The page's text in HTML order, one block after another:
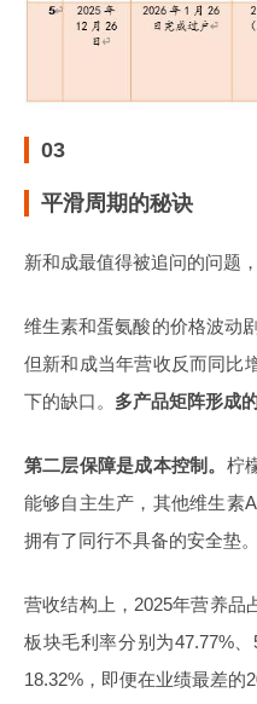
03
平滑周期的秘诀
新和成最值得被追问的问题
维生素和蛋氨酸的价格波动
但新和成当年营收反而同比
下的缺口。 多产品矩阵形成
第二层保障是成本控制。 柠
能够自主生产，其他维生素
拥有了同行不具备的安全垫
营收结构上，2025年营养品
板块毛利率分别为47.77%
18.32%，即便在业绩最差的